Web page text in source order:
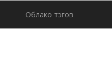
Облако тэгов